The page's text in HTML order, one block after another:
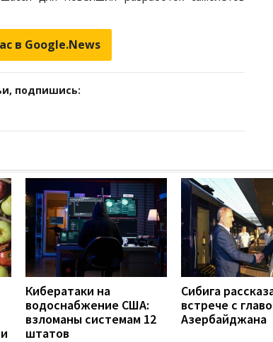
в Google.News
подпишись:
Кибератаки на
водоснабжение США:
взломаны системам 12
штатов
Сибига
встрече с
Азербайджана